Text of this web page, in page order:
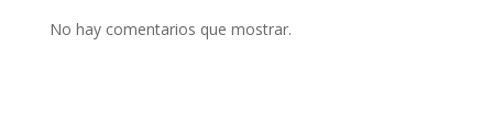
No hay comentarios que mostrar.